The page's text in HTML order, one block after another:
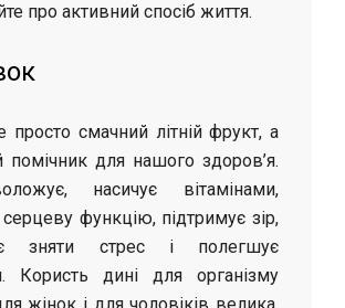
про активний спосіб життя.
смачний літній фрукт, а
помічник для нашого здоров’я.
насичує вітамінами,
функцію, підтримує зір,
зняти стрес і полегшує
Користь дині для організму